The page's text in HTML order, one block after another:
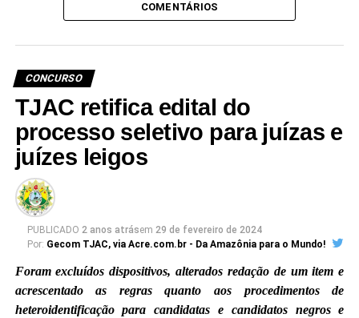
COMENTÁRIOS
CONCURSO
TJAC retifica edital do
processo seletivo para juízas e
juízes leigos
PUBLICADO 2 anos atrásem 29 de fevereiro de 2024
Por: Gecom TJAC, via Acre.com.br - Da Amazônia para o Mundo!
Foram excluídos dispositivos, alterados redação de um item e
acrescentado as regras quanto aos procedimentos de
heteroidentificação para candidatas e candidatos negros e